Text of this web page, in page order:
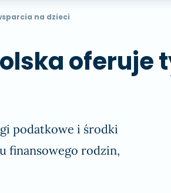
na dzieci
oferuje
podatkowe i środki
finansowego rodzin,